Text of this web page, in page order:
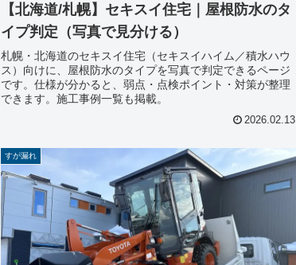
【北海道/札幌】セキスイ住宅｜屋根防水のタ
イプ判定（写真で見分ける）
札幌・北海道のセキスイ住宅（セキスイハイム／積水ハウ
ス）向けに、屋根防水のタイプを写真で判定できるページ
です。仕様が分かると、弱点・点検ポイント・対策が整理
できます。施工事例一覧も掲載。
2026.02.13
すが漏れ